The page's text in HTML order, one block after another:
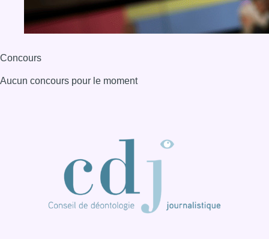
Concours
Aucun concours pour le moment